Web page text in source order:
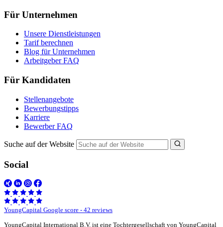
Für Unternehmen
Unsere Dienstleistungen
Tarif berechnen
Blog für Unternehmen
Arbeitgeber FAQ
Für Kandidaten
Stellenangebote
Bewerbungstipps
Karriere
Bewerber FAQ
Suche auf der Website
Social
YoungCapital Google score - 42 reviews
YoungCapital International B.V. ist eine Tochtergesellschaft von YoungCapital